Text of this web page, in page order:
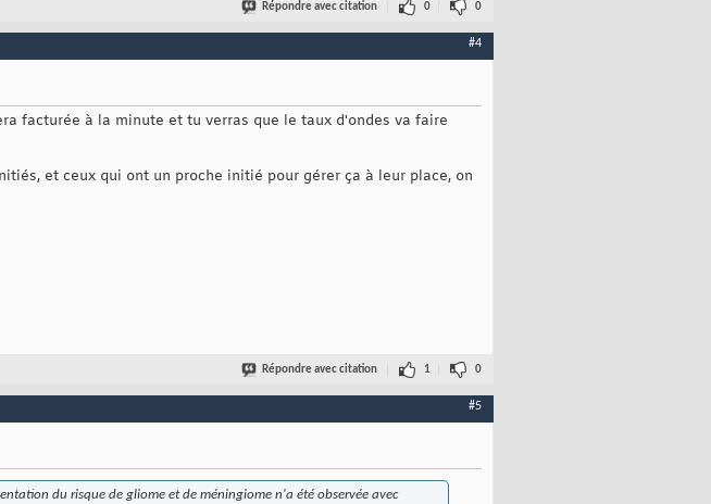
Répondre avec citation 0 0
#4
facturée à la minute et tu verras que le taux d'ondes va faire
et ceux qui ont un proche initié pour gérer ça à leur place, on
Répondre avec citation 1 0
#5
du risque de gliome et de méningiome n'a été observée avec